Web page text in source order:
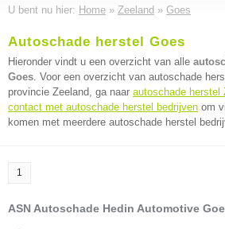
U bent nu hier: Home » Zeeland » Goes
Autoschade herstel Goes
Hieronder vindt u een overzicht van alle
Goes. Voor een overzicht van autoschade
provincie Zeeland, ga naar autoschade herstel
contact met autoschade herstel bedrijven om
komen met meerdere autoschade herstel
1
ASN Autoschade Hedin Automotive